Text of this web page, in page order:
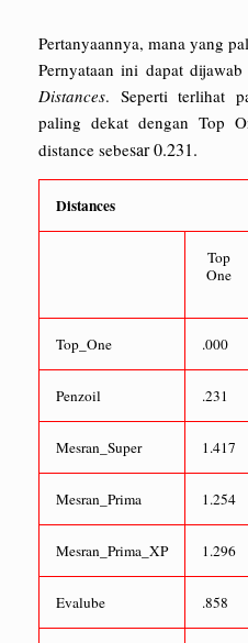
Pertanyaannya, mana yang
Pernyataan ini dapat
Distances. Seperti terlihat
paling dekat dengan Top
distance sebesar 0.231.
Distances
Top
One
Top_One .000
Penzoil .231
Mesran_Super 1.417
Mesran_Prima 1.254
Mesran_Prima_XP 1.296
Evalube .858